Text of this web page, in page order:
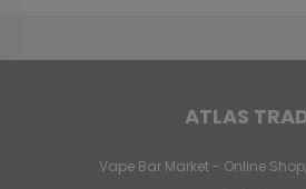
ATLAS
Vape Bar Market - Online